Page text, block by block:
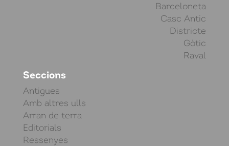
Barceloneta
Casc Antic
Districte
Gòtic
Raval
Seccions
Antigues
Amb altres ulls
Arran de terra
Editorials
Ressenyes